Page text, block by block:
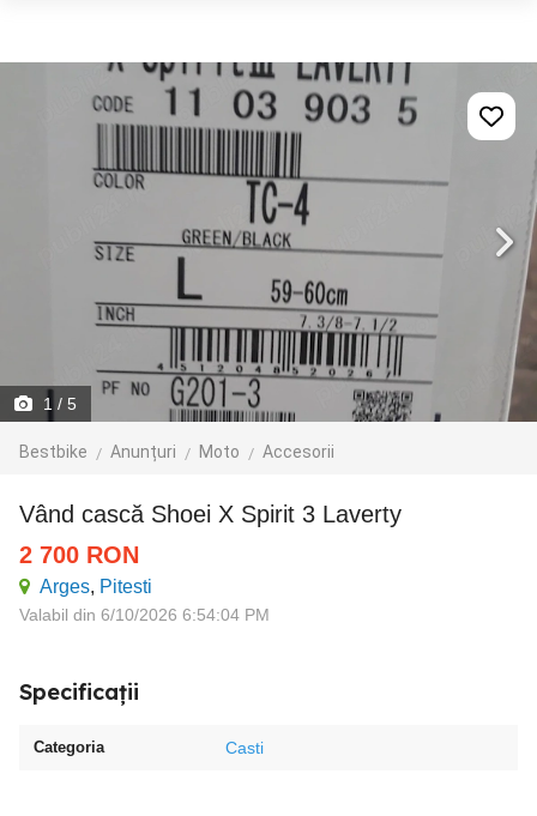
1 / 5
Bestbike Anunțuri Moto Accesorii
Vând cască Shoei X Spirit 3 Laverty
2 700 RON
Arges, Pitesti
Valabil din 6/10/2026 6:54:04 PM
Specificații
Categoria Casti